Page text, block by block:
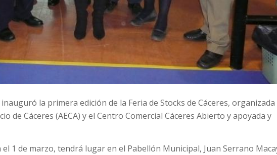
inauguró la primera edición de la Feria de Stocks de Cáceres,
de Cáceres (AECA) y el Centro Comercial Cáceres Abierto y apoyada y
1 de marzo, tendrá lugar en el Pabellón Municipal, Juan Serrano